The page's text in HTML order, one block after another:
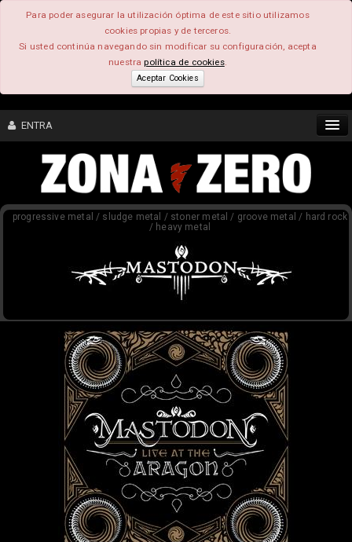
Para poder asegurar la utilización óptima de este sitio utilizamos
cookies propias y de terceros.
Si usted continúa navegando sin modificar su configuración, acepta
nuestrapolítica de cookies.
Aceptar Cookies
ENTRA
CONTENIDO
COMUNIDAD
progressive metal / sludge metal / stoner metal / groove metal / hard rock
/ heavy metal